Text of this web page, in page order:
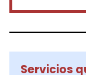
Servicios